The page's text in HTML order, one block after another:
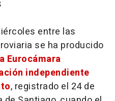
entre las
se ha producido
Eurocámara
independiente
, registrado el 24 de